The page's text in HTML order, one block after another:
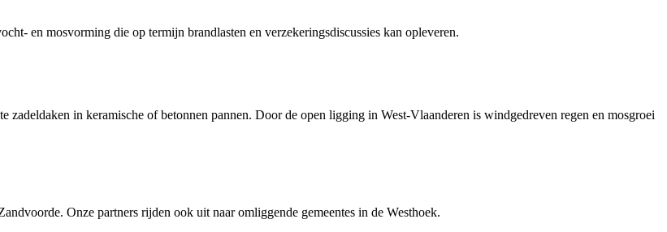
en mosvorming die op termijn brandlasten en verzekeringsdiscussies kan opleveren.
in keramische of betonnen pannen. Door de open ligging in West-Vlaanderen is windgedreven regen en mosgroei
Onze partners rijden ook uit naar omliggende gemeentes in de Westhoek.